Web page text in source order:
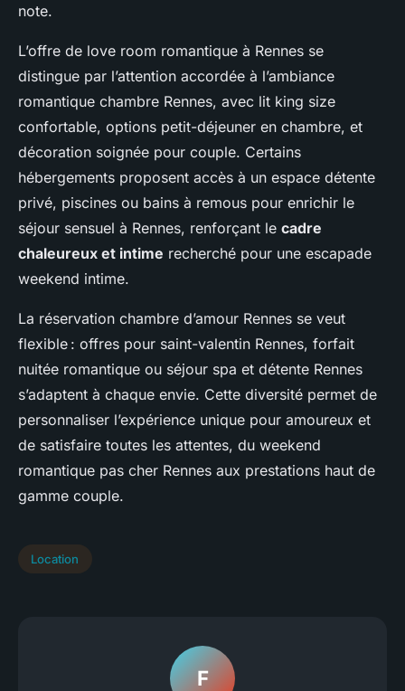
note.
L’offre de love room romantique à Rennes se
distingue par l’attention accordée à l’ambiance
romantique chambre Rennes, avec lit king size
confortable, options petit-déjeuner en chambre, et
décoration soignée pour couple. Certains
hébergements proposent accès à un espace détente
privé, piscines ou bains à remous pour enrichir le
séjour sensuel à Rennes, renforçant le cadre
chaleureux et intime recherché pour une escapade
weekend intime.
La réservation chambre d’amour Rennes se veut
flexible : offres pour saint-valentin Rennes, forfait
nuitée romantique ou séjour spa et détente Rennes
s’adaptent à chaque envie. Cette diversité permet de
personnaliser l’expérience unique pour amoureux et
de satisfaire toutes les attentes, du weekend
romantique pas cher Rennes aux prestations haut de
gamme couple.
Location
F